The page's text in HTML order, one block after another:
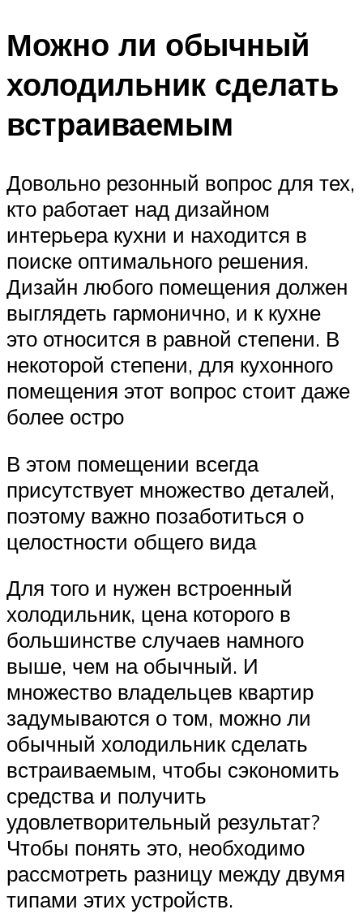
Можно ли обычный
холодильник сделать
встраиваемым
Довольно резонный вопрос для тех,
кто работает над дизайном
интерьера кухни и находится в
поиске оптимального решения.
Дизайн любого помещения должен
выглядеть гармонично, и к кухне
это относится в равной степени. В
некоторой степени, для кухонного
помещения этот вопрос стоит даже
более остро
В этом помещении всегда
присутствует множество деталей,
поэтому важно позаботиться о
целостности общего вида
Для того и нужен встроенный
холодильник, цена которого в
большинстве случаев намного
выше, чем на обычный. И
множество владельцев квартир
задумываются о том, можно ли
обычный холодильник сделать
встраиваемым, чтобы сэкономить
средства и получить
удовлетворительный результат?
Чтобы понять это, необходимо
рассмотреть разницу между двумя
типами этих устройств.